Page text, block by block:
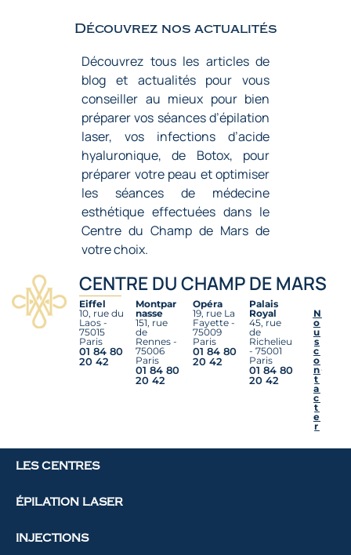
Découvrez nos actualités
Découvrez tous les articles de
blog et actualités pour vous
conseiller au mieux pour bien
préparer vos séances d’épilation
laser, vos infections d’acide
hyaluronique, de Botox, pour
préparer votre peau et optimiser
les séances de médecine
esthétique effectuées dans le
Centre du Champ de Mars de
votre choix.
CENTRE DU CHAMP DE MARS
Eiffel
10, rue du
Laos -
75015
Paris
01 84 80
20 42
Montpar
nasse
151, rue
de
Rennes -
75006
Paris
01 84 80
20 42
Opéra
19, rue La
Fayette -
75009
Paris
01 84 80
20 42
Palais
Royal
45, rue
de
Richelieu
- 75001
Paris
01 84 80
20 42
N
o
u
s
c
o
n
t
a
c
t
e
r
LES CENTRES
ÉPILATION LASER
INJECTIONS